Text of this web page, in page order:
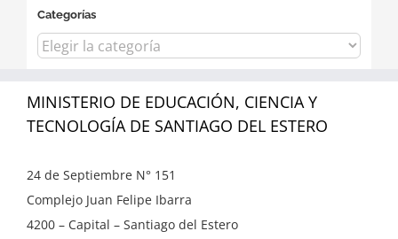
Categorías
Categorías
MINISTERIO DE EDUCACIÓN, CIENCIA Y
TECNOLOGÍA DE SANTIAGO DEL ESTERO
24 de Septiembre N° 151
Complejo Juan Felipe Ibarra
4200 – Capital – Santiago del Estero